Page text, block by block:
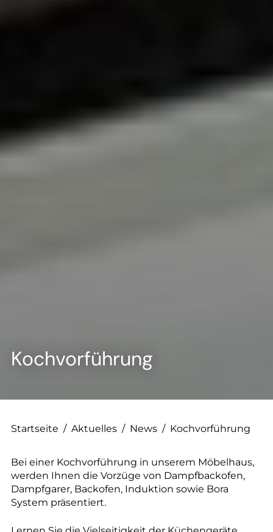
Kochvorführung
Startseite / Aktuelles / News / Kochvorführung
Bei einer Kochvorführung in unserem Möbelhaus,
werden Ihnen die Vorzüge von Dampfbackofen,
Dampfgarer, Backofen, Induktion sowie Bora
System präsentiert.